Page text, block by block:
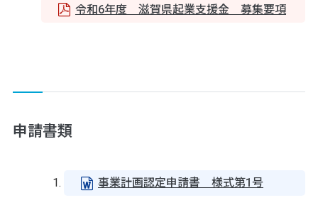
令和6年度 滋賀県起業支援金 募集要項
申請書類
事業計画認定申請書 様式第1号